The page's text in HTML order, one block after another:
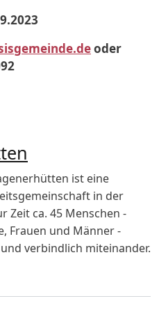
oder
ist eine
in der
Zeit ca. 45 Menschen -
Frauen und Männer -
verbindlich miteinander.